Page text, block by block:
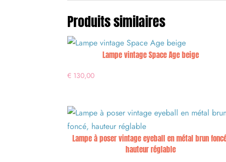
Produits similaires
Lampe vintage Space Age beige
€ 130,00
Lampe à poser vintage eyeball en métal brun
hauteur réglable